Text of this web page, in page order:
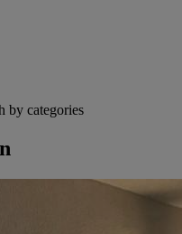
by categories